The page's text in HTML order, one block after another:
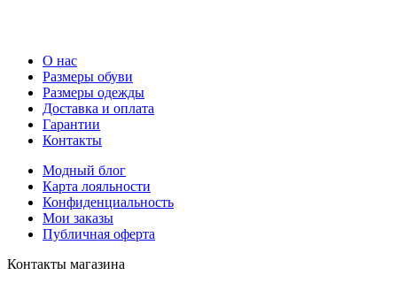
О нас
Размеры обуви
Размеры одежды
Доставка и оплата
Гарантии
Контакты
Модный блог
Карта лояльности
Конфиденциальность
Мои заказы
Публичная оферта
Контакты магазина